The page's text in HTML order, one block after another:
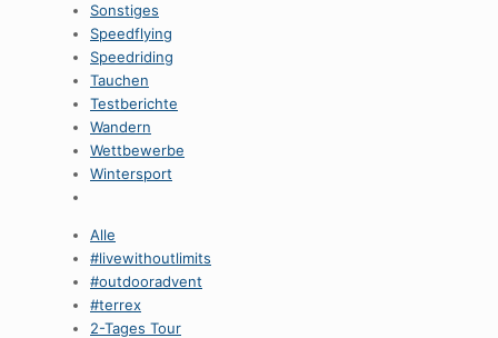
Sonstiges
Speedflying
Speedriding
Tauchen
Testberichte
Wandern
Wettbewerbe
Wintersport
Alle
#livewithoutlimits
#outdooradvent
#terrex
2-Tages Tour